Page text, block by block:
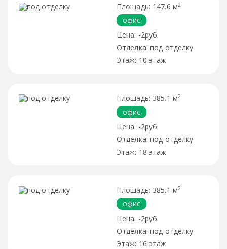
147.6 м2
офис
-2руб.
под отделку
10 этаж
385.1 м2
офис
-2руб.
под отделку
18 этаж
385.1 м2
офис
-2руб.
под отделку
16 этаж